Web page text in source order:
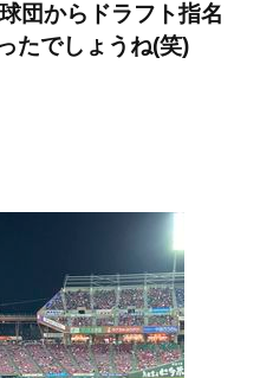
団からドラフト指名
たでしょうね(笑)